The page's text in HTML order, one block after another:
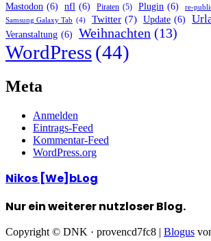
Mastodon (6) nfl (6) Piraten (5) Plugin (6) re-
Samsung Galaxy Tab (4) Twitter (7) Update (6)
Veranstaltung (6) Weihnachten (13)
WordPress(44)
Meta
Anmelden
Eintrags-Feed
Kommentar-Feed
WordPress.org
Nikos [We]bLog
Nur ein weiterer nutzloser Blog.
Copyright © DNK · provencd7fc8 | Blogus